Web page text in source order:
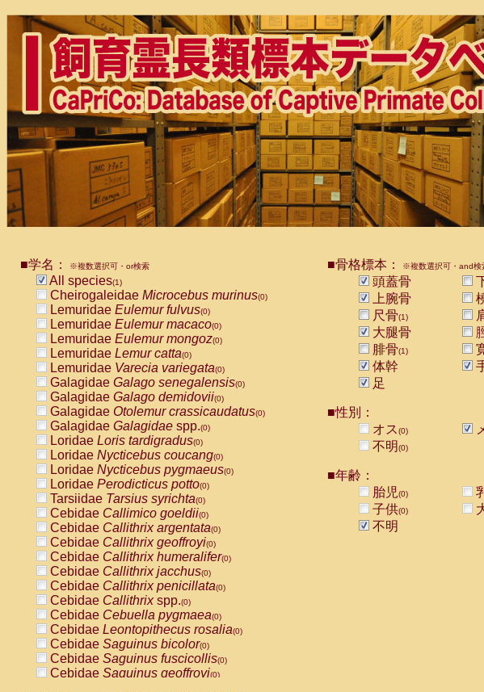
■学名： ※複数選択可・or検索
All species(1)
Cheirogaleidae Microcebus murinus(0)
Lemuridae Eulemur fulvus(0)
Lemuridae Eulemur macaco(0)
Lemuridae Eulemur mongoz(0)
Lemuridae Lemur catta(0)
Lemuridae Varecia variegata(0)
Galagidae Galago senegalensis(0)
Galagidae Galago demidovii(0)
Galagidae Otolemur crassicaudatus(0)
Galagidae Galagidae spp.(0)
Loridae Loris tardigradus(0)
Loridae Nycticebus coucang(0)
Loridae Nycticebus pygmaeus(0)
Loridae Perodicticus potto(0)
Tarsiidae Tarsius syrichta(0)
Cebidae Callimico goeldii(0)
Cebidae Callithrix argentata(0)
Cebidae Callithrix geoffroyi(0)
Cebidae Callithrix humeralifer(0)
Cebidae Callithrix jacchus(0)
Cebidae Callithrix penicillata(0)
Cebidae Callithrixspp.(0)
Cebidae Cebuella pygmaea(0)
Cebidae Leontopithecus rosalia(0)
Cebidae Saguinus bicolor(0)
Cebidae Saguinus fuscicollis(0)
Cebidae Saguinus geoffroyi(0)
■骨格標本： ※複数選択可・and検
頭蓋骨
上腕骨
尺骨(1)
大腿骨
腓骨(1)
体幹
足
■性別：
オス(0)
不明(0)
■年齢：
胎児(0)
子供(0)
不明